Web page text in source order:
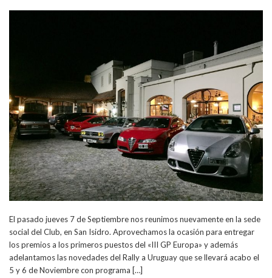
El pasado jueves 7 de Septiembre nos reunimos nuevamente en la sede
social del Club, en San Isidro. Aprovechamos la ocasión para entregar
los premios a los primeros puestos del «III GP Europa» y además
adelantamos las novedades del Rally a Uruguay que se llevará acabo el
5 y 6 de Noviembre con programa […]